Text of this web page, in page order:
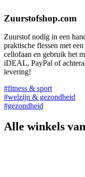
Zuurstofshop.com
Zuurstof nodig in een
praktische flessen met
cellofaan en gebruik het
iDEAL, PayPal of
levering!
#fitness & sport
#welzijn & gezondheid
#gezondheid
Alle winkels